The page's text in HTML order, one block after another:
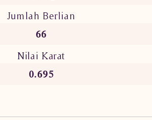
Jumlah Berlian
66
Nilai Karat
0.695